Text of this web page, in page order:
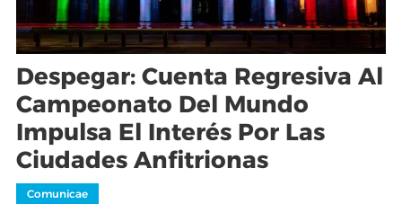
Despegar: Cuenta Regresiva Al
Campeonato Del Mundo
Impulsa El Interés Por Las
Ciudades Anfitrionas
Comunicae